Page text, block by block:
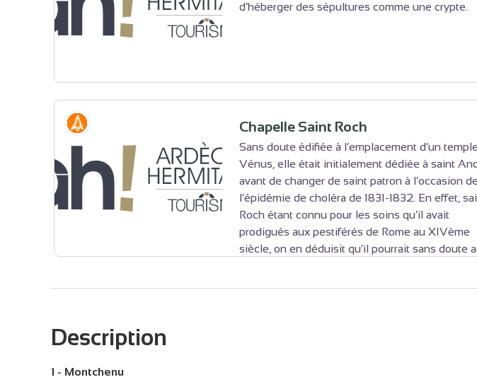
Voir l'image en plein écran
d’héberger des sépultures comme une crypte.
Voir l'image en plein écran
Chapelle Saint Roch
Sans doute édifiée à l’emplacement d’un
Vénus, elle était initialement dédiée à saint
avant de changer de saint patron à l’occasion de
l’épidémie de choléra de 1831-1832. En effet,
Roch étant connu pour les soins qu’il avait
prodigués aux pestiférés de Rome au XIVème
siècle, on en déduisit qu’il pourrait sans doute
Description
1 - Montchenu